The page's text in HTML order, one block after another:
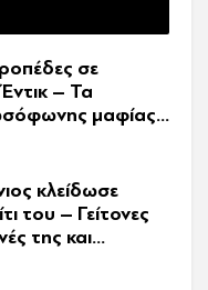
σε
– Τα
μαφίας,
υπερπολυτελές
κλείδωσε
του – Γείτονες
της και